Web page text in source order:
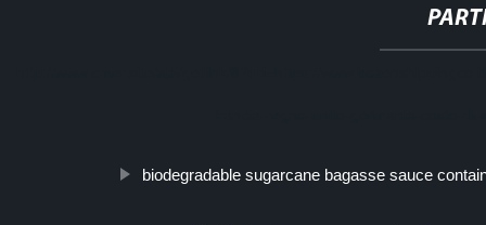
biodegradable sugarcane bagasse sauce